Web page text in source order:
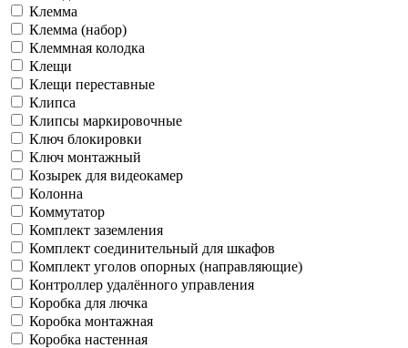
Клемма
Клемма (набор)
Клеммная колодка
Клещи
Клещи переставные
Клипса
Клипсы маркировочные
Ключ блокировки
Ключ монтажный
Козырек для видеокамер
Колонна
Коммутатор
Комплект заземления
Комплект соединительный для шкафов
Комплект уголов опорных (направляющие)
Контроллер удалённого управления
Коробка для лючка
Коробка монтажная
Коробка настенная